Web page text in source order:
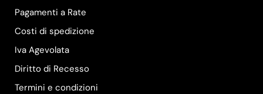
Pagamenti a Rate
Costi di spedizione
Iva Agevolata
Diritto di Recesso
Termini e condizioni